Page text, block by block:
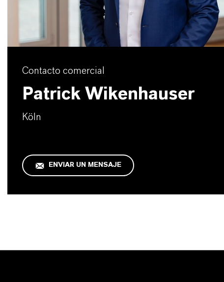
Contacto comercial
Patrick Wikenhauser
Köln
ENVIAR UN MENSAJE